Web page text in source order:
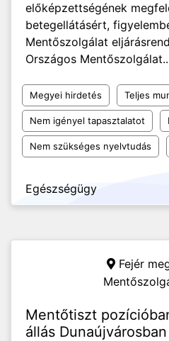
előképzettségének
betegellátásért,
Mentőszolgálat
Országos
Megyei hirdetés Teljes
Nem igényel tapasztalatot
Nem szükséges nyelvtudás
Egészségügy
Fejér
Mentőtiszt
állás Dunaújvárosban